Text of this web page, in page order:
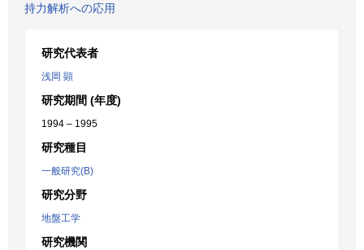
持力解析への応用
研究代表者
浅岡 顕
研究期間 (年度)
1994 – 1995
研究種目
一般研究(B)
研究分野
地盤工学
研究機関